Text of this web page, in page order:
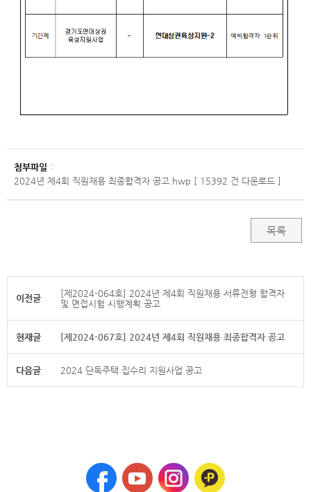
첨부파일 :
2024년 제4회 직원채용 최종합격자 공고.hwp [ 15392 건 다운로드 ]
목록
이전글
[제2024-064호] 2024년 제4회 직원채용 서류전형 합격자
및 면접시험 시행계획 공고
현재글 [제2024-067호] 2024년 제4회 직원채용 최종합격자 공고
다음글 2024 단독주택 집수리 지원사업 공고